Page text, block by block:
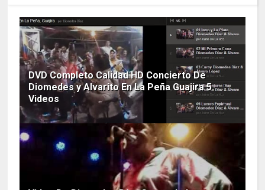
DVD Completo Calidad HD Concierto De
Diomedes y Alvarito En La Peña Guajira 5
Videos